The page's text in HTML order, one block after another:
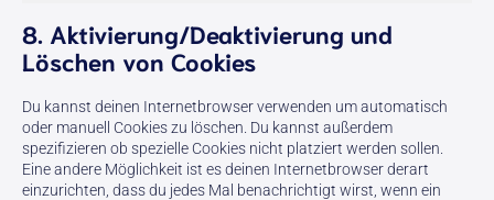
8. Aktivierung/Deaktivierung und
Löschen von Cookies
Du kannst deinen Internetbrowser verwenden um automatisch
oder manuell Cookies zu löschen. Du kannst außerdem
spezifizieren ob spezielle Cookies nicht platziert werden sollen.
Eine andere Möglichkeit ist es deinen Internetbrowser derart
einzurichten, dass du jedes Mal benachrichtigt wirst, wenn ein